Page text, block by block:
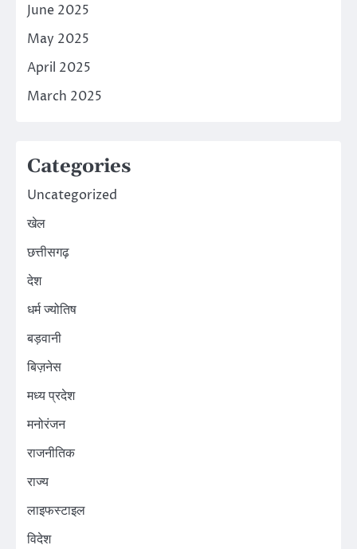
June 2025
May 2025
April 2025
March 2025
Categories
Uncategorized
खेल
छत्तीसगढ़
देश
धर्म ज्योतिष
बड़वानी
बिज़नेस
मध्य प्रदेश
मनोरंजन
राजनीतिक
राज्य
लाइफस्टाइल
विदेश